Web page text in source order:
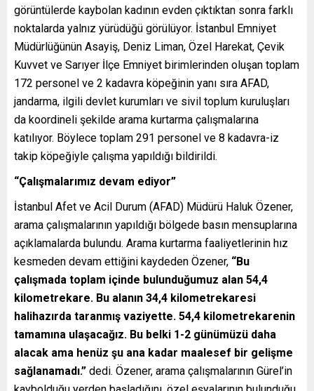
görüntülerde kaybolan kadının evden çıktıktan sonra farklı
noktalarda yalnız yürüdüğü görülüyor. İstanbul Emniyet
Müdürlüğünün Asayiş, Deniz Liman, Özel Harekat, Çevik
Kuvvet ve Sarıyer İlçe Emniyet birimlerinden oluşan toplam
172 personel ve 2 kadavra köpeğinin yanı sıra AFAD,
jandarma, ilgili devlet kurumları ve sivil toplum kuruluşları
da koordineli şekilde arama kurtarma çalışmalarına
katılıyor. Böylece toplam 291 personel ve 8 kadavra-iz
takip köpeğiyle çalışma yapıldığı bildirildi.
“Çalışmalarımız devam ediyor”
İstanbul Afet ve Acil Durum (AFAD) Müdürü Haluk Özener,
arama çalışmalarının yapıldığı bölgede basın mensuplarına
açıklamalarda bulundu. Arama kurtarma faaliyetlerinin hız
kesmeden devam ettiğini kaydeden Özener, “Bu
çalışmada toplam içinde bulunduğumuz alan 54,4
kilometrekare. Bu alanın 34,4 kilometrekaresi
halihazırda taranmış vaziyette. 54,4 kilometrekarenin
tamamına ulaşacağız. Bu belki 1-2 günümüzü daha
alacak ama henüz şu ana kadar maalesef bir gelişme
sağlanamadı.” dedi. Özener, arama çalışmalarının Gürel’in